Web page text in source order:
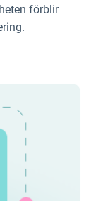
förblir